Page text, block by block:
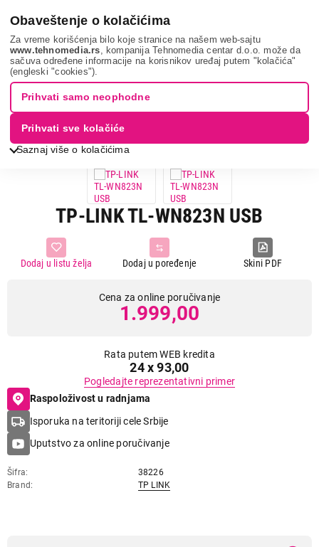
Obaveštenje o kolačićima
Za vreme korišćenja bilo koje stranice na našem web-sajtu
www.tehnomedia.rs , kompanija Tehnomedia centar d.o.o. može da
sačuva određene informacije na korisnikov uređaj putem "kolačića"
(engleski "cookies").
Saznaj više o kolačićima
Prihvati samo neophodne
Prihvati sve kolačiće
It & gaming Mrežna oprema Mrežne kartice i adapteri
link tl-wn82...
TP-LINK TL-WN823N USB
Skini PDF
Dodaj u poređenje
Dodaj u listu želja
Cena za online poručivanje
1.999,00
Rata putem WEB kredita
24 x 93,00
Pogledajte reprezentativni primer
Raspoloživost u radnjama
Isporuka na teritoriji cele Srbije
Uputstvo za online poručivanje
Šifra
38226
Brand
TP LINK